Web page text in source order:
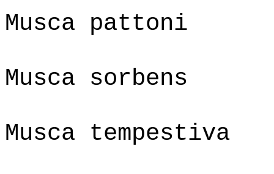
Musca pattoni
Musca sorbens
Musca tempestiva